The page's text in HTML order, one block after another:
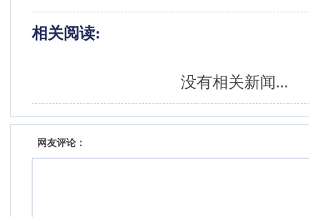
相关阅读:
没有相关新闻...
网友评论：